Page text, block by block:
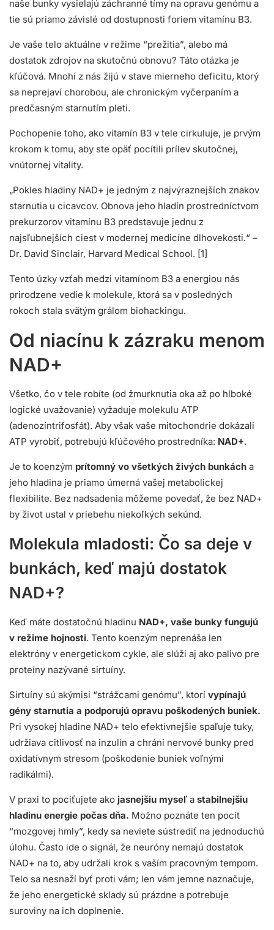
naše bunky vysielajú záchranné tímy na opravu genómu a
tie sú priamo závislé od dostupnosti foriem vitamínu B3.
Je vaše telo aktuálne v režime “prežitia”, alebo má
dostatok zdrojov na skutočnú obnovu? Táto otázka je
kľúčová. Mnohí z nás žijú v stave mierneho deficitu, ktorý
sa neprejaví chorobou, ale chronickým vyčerpaním a
predčasným starnutím pleti.
Pochopenie toho, ako vitamín B3 v tele cirkuluje, je prvým
krokom k tomu, aby ste opäť pocítili prílev skutočnej,
vnútornej vitality.
„Pokles hladiny NAD+ je jedným z najvýraznejších znakov
starnutia u cicavcov. Obnova jeho hladín prostredníctvom
prekurzorov vitamínu B3 predstavuje jednu z
najsľubnejších ciest v modernej medicíne dlhovekosti.“ –
Dr. David Sinclair, Harvard Medical School. [1]
Tento úzky vzťah medzi vitamínom B3 a energiou nás
prirodzene vedie k molekule, ktorá sa v posledných
rokoch stala svätým grálom biohackingu.
Od niacínu k zázraku menom
NAD+
Všetko, čo v tele robíte (od žmurknutia oka až po hlboké
logické uvažovanie) vyžaduje molekulu ATP
(adenozíntrifosfát). Aby však vaše mitochondrie dokázali
ATP vyrobiť, potrebujú kľúčového prostredníka: NAD+.
Je to koenzým prítomný vo všetkých živých bunkách a
jeho hladina je priamo úmerná vašej metabolickej
flexibilite. Bez nadsadenia môžeme povedať, že bez NAD+
by život ustal v priebehu niekoľkých sekúnd.
Molekula mladosti: Čo sa deje v
bunkách, keď majú dostatok
NAD+?
Keď máte dostatočnú hladinu NAD+, vaše bunky fungujú
v režime hojnosti. Tento koenzým neprenáša len
elektróny v energetickom cykle, ale slúži aj ako palivo pre
proteíny nazývané sirtuíny.
Sirtuíny sú akýmisi “strážcami genómu”, ktorí vypínajú
gény starnutia a podporujú opravu poškodených buniek.
Pri vysokej hladine NAD+ telo efektívnejšie spaľuje tuky,
udržiava citlivosť na inzulín a chráni nervové bunky pred
oxidatívnym stresom (poškodenie buniek voľnými
radikálmi).
V praxi to pociťujete ako jasnejšiu myseľ a stabilnejšiu
hladinu energie počas dňa. Možno poznáte ten pocit
“mozgovej hmly”, kedy sa neviete sústrediť na jednoduchú
úlohu. Často ide o signál, že neuróny nemajú dostatok
NAD+ na to, aby udržali krok s vaším pracovným tempom.
Telo sa nesnaží byť proti vám; len vám jemne naznačuje,
že jeho energetické sklady sú prázdne a potrebuje
suroviny na ich doplnenie.